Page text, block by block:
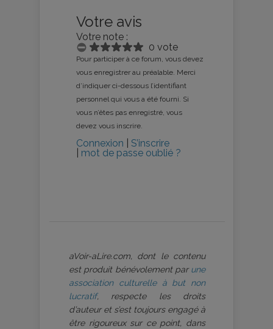
Votre avis
Votre note :
0 vote
Pour participer à ce forum, vous devez
vous enregistrer au préalable. Merci
d’indiquer ci-dessous l’identifiant
personnel qui vous a été fourni. Si
vous n’êtes pas enregistré, vous
devez vous inscrire.
Connexion
S’inscrire
mot de passe oublié ?
aVoir-aLire.com, dont le contenu
est produit bénévolement par une
association culturelle à but non
lucratif, respecte les droits
d’auteur et s’est toujours engagé à
être rigoureux sur ce point, dans